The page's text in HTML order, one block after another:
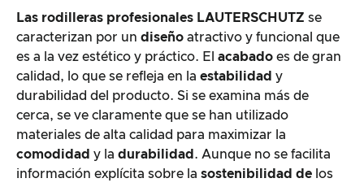
Las rodilleras profesionales LAUTERSCHUTZ se
caracterizan por un diseño atractivo y funcional que
es a la vez estético y práctico. El acabado es de gran
calidad, lo que se refleja en la estabilidad y
durabilidad del producto. Si se examina más de
cerca, se ve claramente que se han utilizado
materiales de alta calidad para maximizar la
comodidad y la durabilidad . Aunque no se facilita
información explícita sobre la sostenibilidad de los